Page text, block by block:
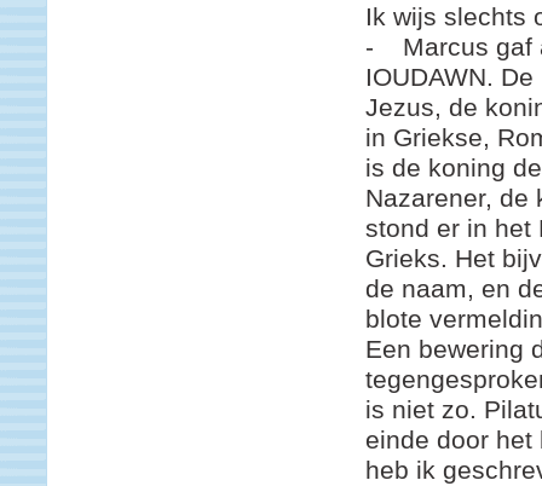
Ik wijs slechts
- Marcus gaf
IOUDAWN.
Jezus, de
in Griekse,
is de koning
Nazarener,
stond er in het
Grieks. Het
de naam, en
blote
Een bewering
is niet zo.
einde door het
heb ik